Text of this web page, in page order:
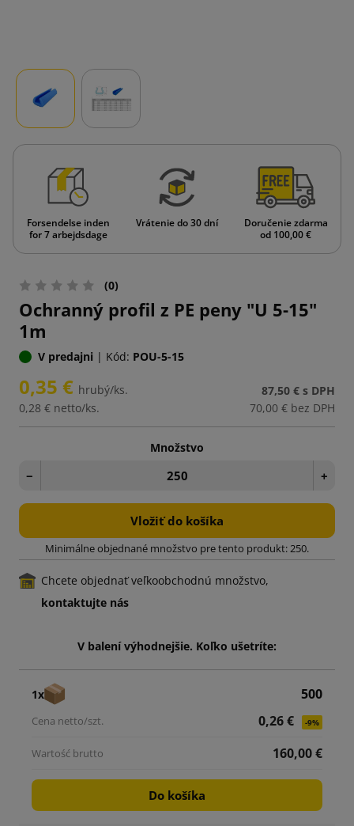
Forsendelse inden
for 7 arbejdsdage
Vrátenie do 30 dní
Doručenie zdarma
od 100,00 €
(0)
Ochranný profil z PE peny "U 5-15"
1m
V predajni | Kód: POU-5-15
0,35 € hrubý/ks.
0,28 € netto/ks.
87,50 € s DPH
70,00 € bez DPH
Množstvo
− +
Vložiť do košíka
Minimálne objednané množstvo pre tento produkt: 250.
Chcete objednať veľkoobchodnú množstvo,
kontaktujte nás
V balení výhodnejšie. Koľko ušetríte:
1x
500
0,26 €
-9%
160,00 €
Do košíka